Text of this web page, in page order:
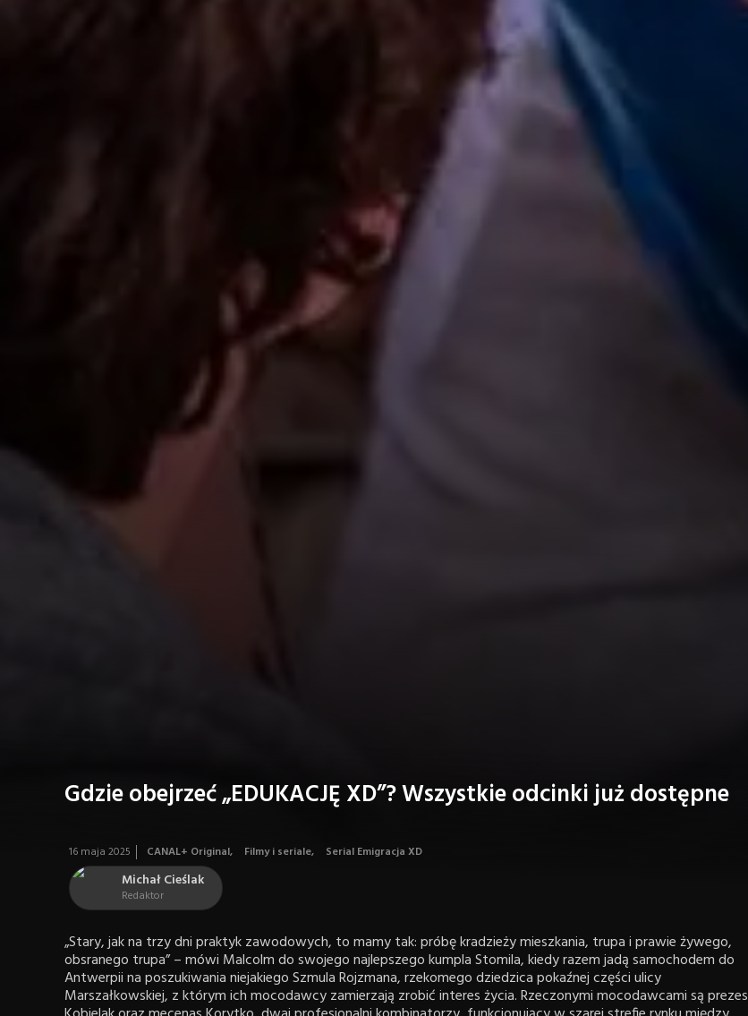
Gdzie obejrzeć „EDUKACJĘ XD”? Wszystkie odcinki już dostępne
16 maja 2025 CANAL+ Original, Filmy i seriale, Serial Emigracja XD
Michał Cieślak
Redaktor
„Stary, jak na trzy dni praktyk zawodowych, to mamy tak: próbę kradzieży mieszkania, trupa i prawie żywego,
obsranego trupa” – mówi Malcolm do swojego najlepszego kumpla Stomila, kiedy razem jadą samochodem do
Antwerpii na poszukiwania niejakiego Szmula Rojzmana, rzekomego dziedzica pokaźnej części ulicy
Marszałkowskiej, z którym ich mocodawcy zamierzają zrobić interes życia. Rzeczonymi mocodawcami są prezes